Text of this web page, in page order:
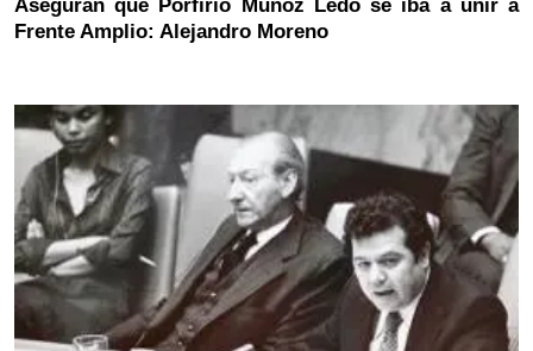
Aseguran que Porfirio Muñoz Ledo se iba a unir a
Frente Amplio: Alejandro Moreno